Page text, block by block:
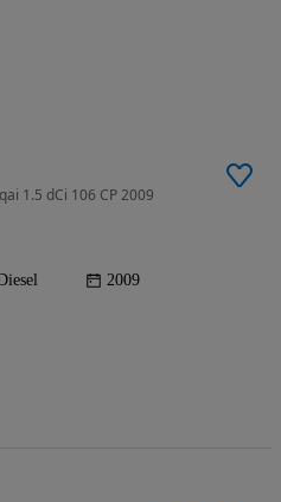
1.5 dCi 106 CP 2009
2009